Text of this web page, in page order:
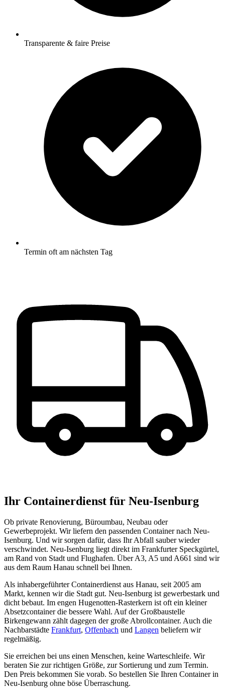
Transparente & faire Preise
Termin oft am nächsten Tag
Ihr Containerdienst für Neu-Isenburg
Ob private Renovierung, Büroumbau, Neubau oder
Gewerbeprojekt. Wir liefern den passenden Container nach Neu-
Isenburg. Und wir sorgen dafür, dass Ihr Abfall sauber wieder
verschwindet. Neu-Isenburg liegt direkt im Frankfurter Speckgürtel,
am Rand von Stadt und Flughafen. Über A3, A5 und A661 sind wir
aus dem Raum Hanau schnell bei Ihnen.
Als inhabergeführter Containerdienst aus Hanau, seit 2005 am
Markt, kennen wir die Stadt gut. Neu-Isenburg ist gewerbestark und
dicht bebaut. Im engen Hugenotten-Rasterkern ist oft ein kleiner
Absetzcontainer die bessere Wahl. Auf der Großbaustelle
Birkengewann zählt dagegen der große Abrollcontainer. Auch die
Nachbarstädte Frankfurt, Offenbach und Langen beliefern wir
regelmäßig.
Sie erreichen bei uns einen Menschen, keine Warteschleife. Wir
beraten Sie zur richtigen Größe, zur Sortierung und zum Termin.
Den Preis bekommen Sie vorab. So bestellen Sie Ihren Container in
Neu-Isenburg ohne böse Überraschung.